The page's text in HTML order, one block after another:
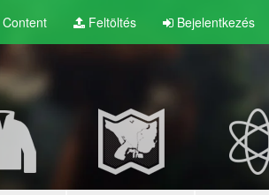
Content Feltöltés Bejelentkezés